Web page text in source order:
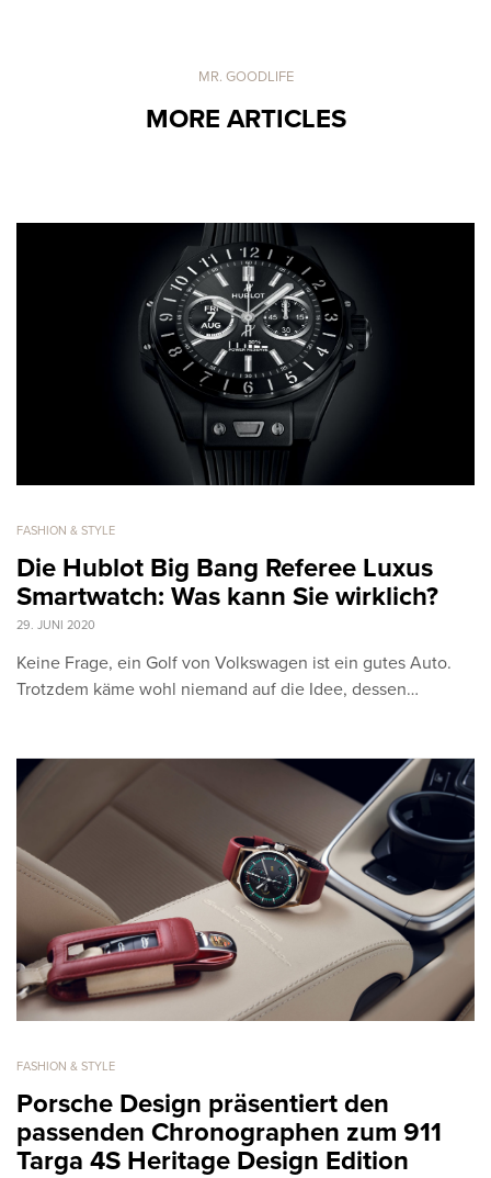
MR. GOODLIFE
MORE ARTICLES
FASHION & STYLE
Die Hublot Big Bang Referee Luxus
Smartwatch: Was kann Sie wirklich?
29. JUNI 2020
Keine Frage, ein Golf von Volkswagen ist ein gutes Auto.
Trotzdem käme wohl niemand auf die Idee, dessen…
FASHION & STYLE
Porsche Design präsentiert den
passenden Chronographen zum 911
Targa 4S Heritage Design Edition